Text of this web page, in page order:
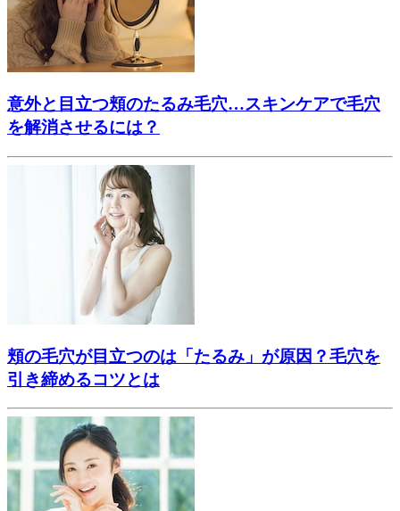
意外と目立つ頬のたるみ毛穴…スキンケアで毛穴
を解消させるには？
頬の毛穴が目立つのは「たるみ」が原因？毛穴を
引き締めるコツとは